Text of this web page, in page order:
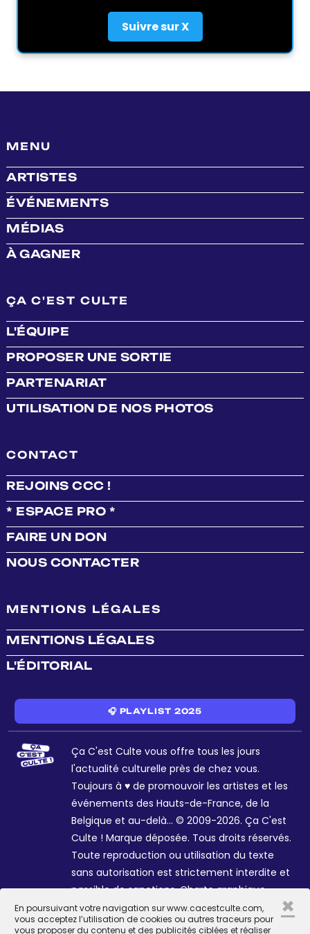
En poursuivant votre navigation sur www.cacestculte.com,
vous acceptez l’utilisation de cookies ou autres traceurs pour
vous proposer du contenu et des publicités ciblées et réaliser
×
Suivre sur X
MENU
ARTISTES
ÉVÉNEMENTS
MÉDIAS
À GAGNER
ÇA C'EST CULTE
L'ÉQUIPE
PROPOSER UNE SORTIE
PARTENARIAT
UTILISATION DE NOS PHOTOS
CONTACT
REJOINS CCC !
* ESPACE PRO *
FAIRE UN DON
NOUS CONTACTER
MENTIONS LÉGALES
MENTIONS LÉGALES
L'ÉDITORIAL
🎧 PLAYLIST 2025
Ça C'est Culte vous offre tous les jours
l'actualité culturelle près de chez vous.
Toujours à ♥ de promouvoir les artistes et les
événements des Hauts-de-France, de la
Belgique et au-delà... © 2009-2026. Ça C'est
Culte ! Marque déposée. Tous droits réservés.
Toute reproduction ou utilisation du texte
sans autorisation est strictement interdite et
passible de sanctions. Charte graphique
Sophie R. et Céline Galant.